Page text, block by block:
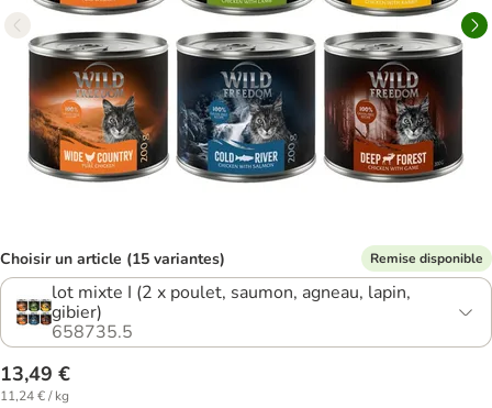
Choisir un article (15 variantes) Remise disponible
lot mixte I (2 x poulet, saumon, agneau, lapin,
gibier)
658735.5
13,49 €
11,24 € / kg